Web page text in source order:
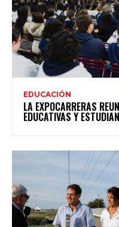
EDUCACIÓN
LA EXPOCARRERAS
EDUCATIVAS Y